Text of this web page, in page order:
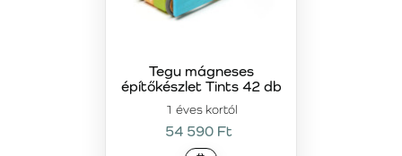
1 éves kortól
Tegu mágneses
építőkészlet Tints 42 db
54 590 Ft